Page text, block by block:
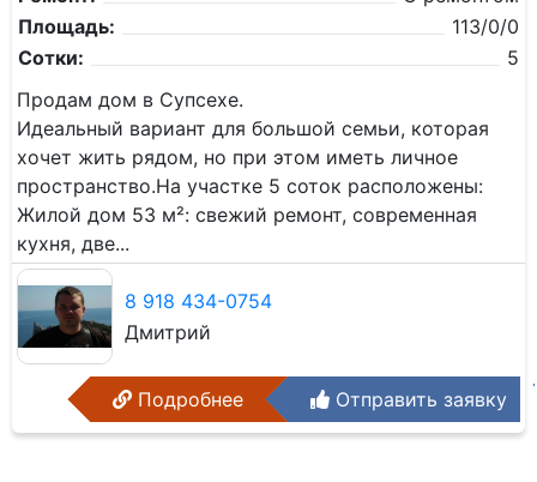
Площадь:
113/0/0
Сотки:
5
Продам дом в Супсехе.
Идеальный вариант для большой семьи, которая
хочет жить рядом, но при этом иметь личное
пространство. ​На участке 5 соток расположены: ​
Жилой дом 53 м²: свежий ремонт, современная
кухня, две...
8 918 434-0754
Дмитрий
Подробнее Отправить заявку